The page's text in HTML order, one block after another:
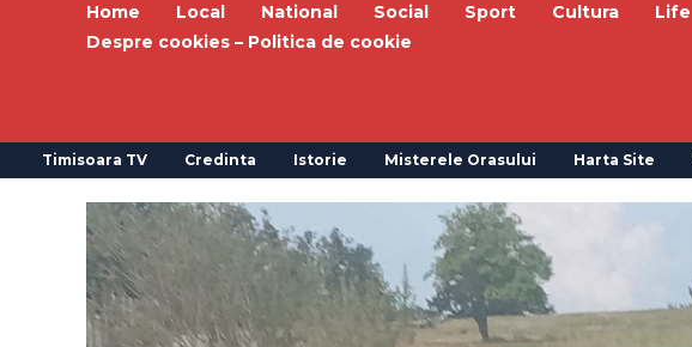
Home Local National Social Sport Cultura Life
Despre cookies – Politica de cookie
Timisoara TV Credinta Istorie Misterele Orasului Harta Site